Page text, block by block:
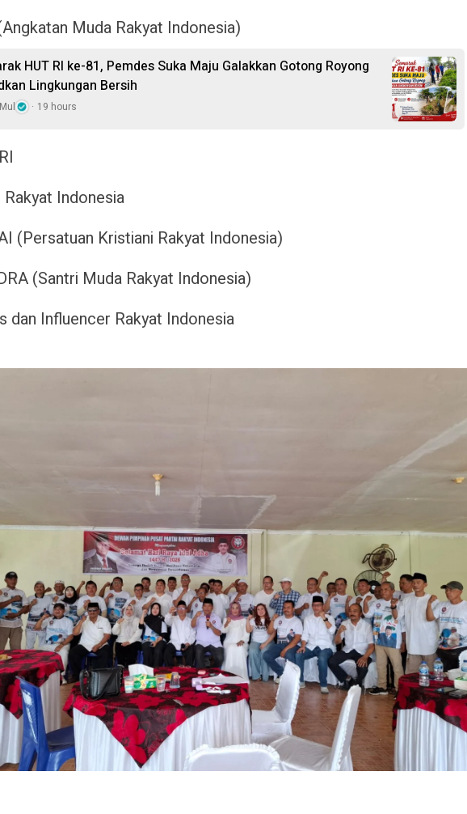
Muda Rakyat Indonesia)
HUT RI ke-81, Pemdes Suka Maju Galakkan Gotong Royong
Lingkungan Bersih
19 hours
Indonesia
(Persatuan Kristiani Rakyat Indonesia)
(Santri Muda Rakyat Indonesia)
dan Influencer Rakyat Indonesia